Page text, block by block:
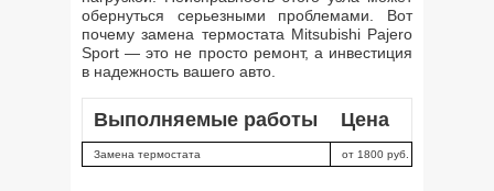
обернуться серьезными проблемами. Вот
почему замена термостата Mitsubishi Pajero
Sport — это не просто ремонт, а инвестиция
в надежность вашего авто.
Выполняемые работы Цена
Замена термостата от 1800 руб.